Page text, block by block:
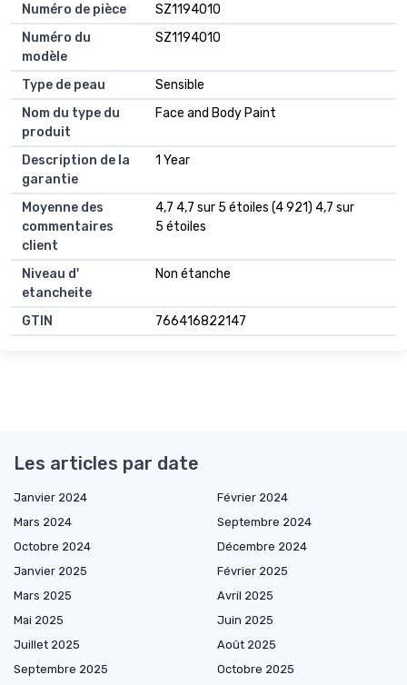
Numéro de pièce
SZ1194010
Numéro du
modèle
SZ1194010
Type de peau
Sensible
Nom du type du
produit
Face and Body Paint
Description de la
garantie
1 Year
Moyenne des
commentaires
client
4,7 4,7 sur 5 étoiles (4 921) 4,7 sur
5 étoiles
Niveau d'
etancheite
Non étanche
GTIN 766416822147
Les articles par date
Janvier 2024
Février 2024
Mars 2024
Septembre 2024
Octobre 2024
Décembre 2024
Janvier 2025
Février 2025
Mars 2025
Avril 2025
Mai 2025
Juin 2025
Juillet 2025
Août 2025
Septembre 2025
Octobre 2025